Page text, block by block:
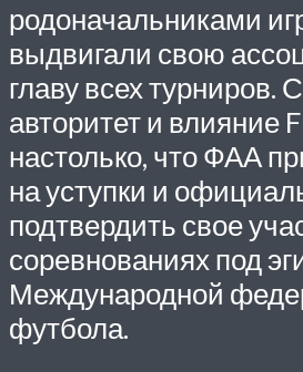
родоначальниками
выдвигали свою
главу всех турниров.
авторитет и влияние
настолько, что ФАА
на уступки и
подтвердить свое
соревнованиях под
Международной
футбола.